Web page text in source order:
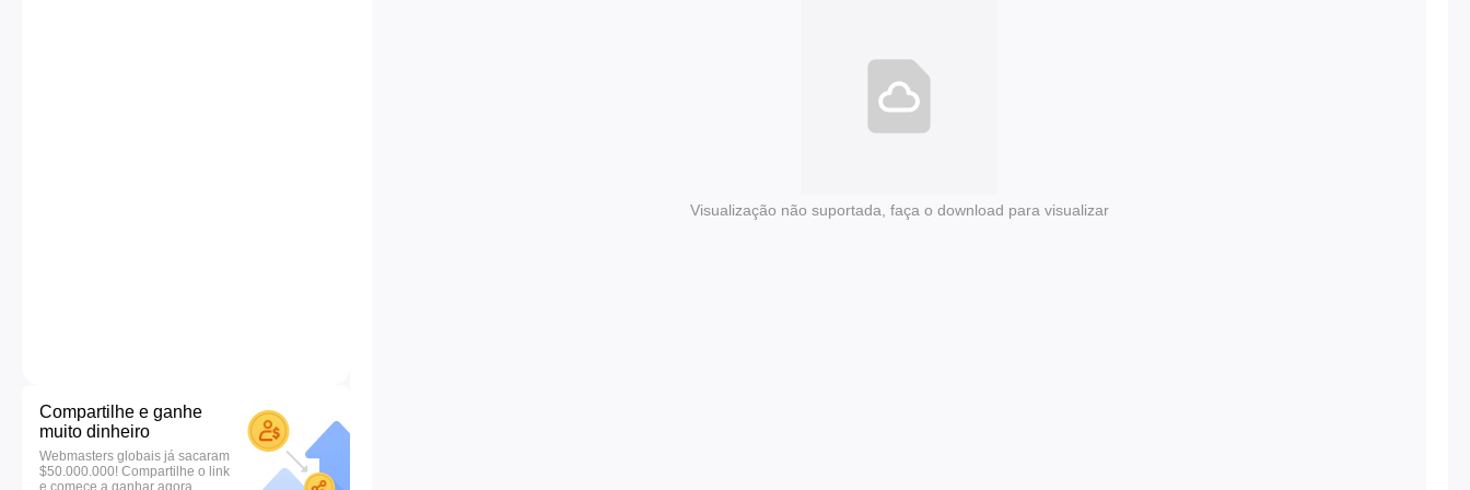
Compartilhe e ganhe
muito dinheiro
Webmasters globais já sacaram
$50.000.000! Compartilhe o link
e comece a ganhar agora.
Visualização não suportada, faça o download para visualizar